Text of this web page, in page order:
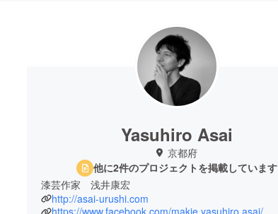
Yasuhiro Asai
京都府
他に2件のプロジェクトを掲載しています
漆芸作家 浅井康宏
http://asai-urushi.com